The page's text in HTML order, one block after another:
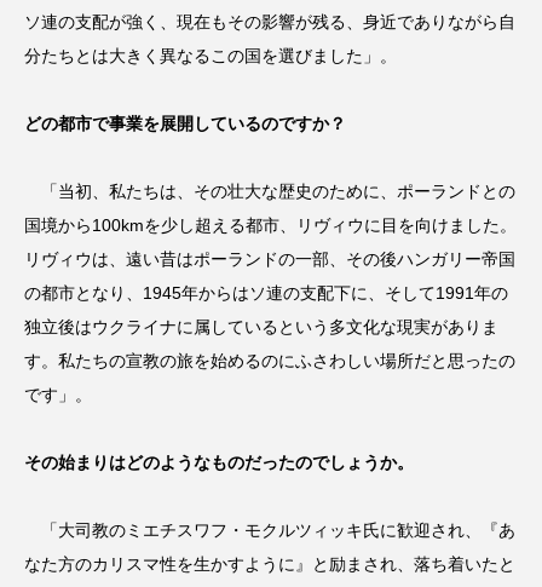
ソ連の支配が強く、現在もその影響が残る、身近でありながら自
分たちとは大きく異なるこの国を選びました」。
どの都市で事業を展開しているのですか？
「当初、私たちは、その壮大な歴史のために、ポーランドとの
国境から100kmを少し超える都市、リヴィウに目を向けました。
リヴィウは、遠い昔はポーランドの一部、その後ハンガリー帝国
の都市となり、1945年からはソ連の支配下に、そして1991年の
独立後はウクライナに属しているという多文化な現実がありま
す。私たちの宣教の旅を始めるのにふさわしい場所だと思ったの
です」。
その始まりはどのようなものだったのでしょうか。
「大司教のミエチスワフ・モクルツィッキ氏に歓迎され、『あ
なた方のカリスマ性を生かすように』と励まされ、落ち着いたと